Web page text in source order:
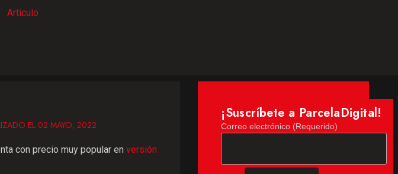
Artículo
EL 02 MAYO, 2022
con precio muy popular en versión
¡Suscríbete a ParcelaDigital!
Correo electrónico (Requerido)